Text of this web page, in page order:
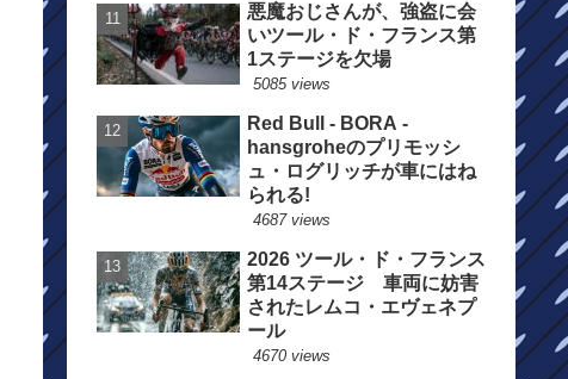
悪魔おじさんが、強盗に会
いツール・ド・フランス第
1ステージを欠場
5085 views
Red Bull - BORA -
hansgroheのプリモッシ
ュ・ログリッチが車にはね
られる!
4687 views
2026 ツール・ド・フランス
第14ステージ 車両に妨害
されたレムコ・エヴェネプ
ール
4670 views